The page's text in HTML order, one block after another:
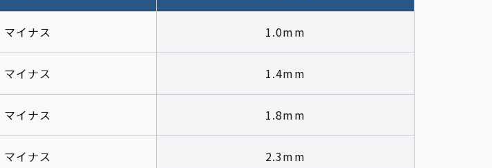
マイナス 1.0mm
マイナス 1.4mm
マイナス 1.8mm
マイナス 2.3mm